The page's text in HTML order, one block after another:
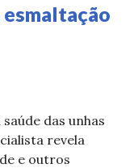
esmaltação
das unhas
revela
e outros